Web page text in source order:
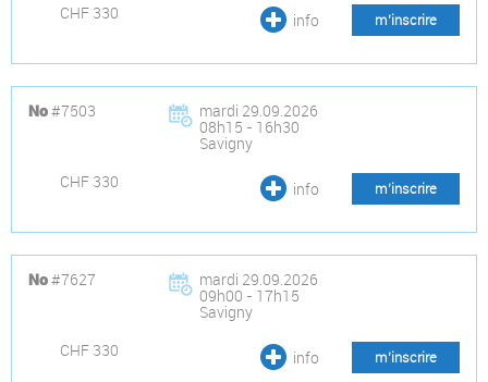
CHF 330
info m’inscrire
No#7503 mardi 29.09.2026
08h15 - 16h30
Savigny
CHF 330
info m’inscrire
No#7627 mardi 29.09.2026
09h00 - 17h15
Savigny
CHF 330
info m’inscrire